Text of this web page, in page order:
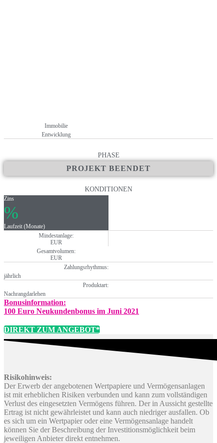
Immobilie
Entwicklung
PHASE
PROJEKT BEENDET
KONDITIONEN
Zins
%
Laufzeit (Monate)
Mindestanlage:
EUR
Gesamtvolumen:
EUR
Zahlungsrhythmus:
jährlich
Produktart:
Nachrangdarlehen
Bonusinformation:
100 Euro Neukundenbonus im Juni 2021
DIREKT ZUM ANGEBOT*
Risikohinweis:
Der Erwerb der angebotenen Wertpapiere und Vermögensanlagen
ist mit erheblichen Risiken verbunden und kann zum vollständigen
Verlust des eingesetzten Vermögens führen. Der in Aussicht gestellte
Ertrag ist nicht gewährleistet und kann auch niedriger ausfallen. Ob
es sich um ein Wertpapier oder eine Vermögensanlage handelt
können Sie der Beschreibung der Investitionsmöglichkeit beim
jeweiligen Anbieter direkt entnehmen.